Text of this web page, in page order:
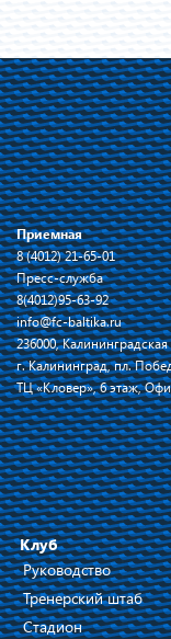
Приемная
8 (4012) 21-65-01
Пресс-служба
8(4012)95-63-92
info@fc-baltika.ru
236000, Калининградская
г. Калининград, пл.
ТЦ «Кловер», 6 этаж,
Клуб
Руководство
Тренерский штаб
Стадион